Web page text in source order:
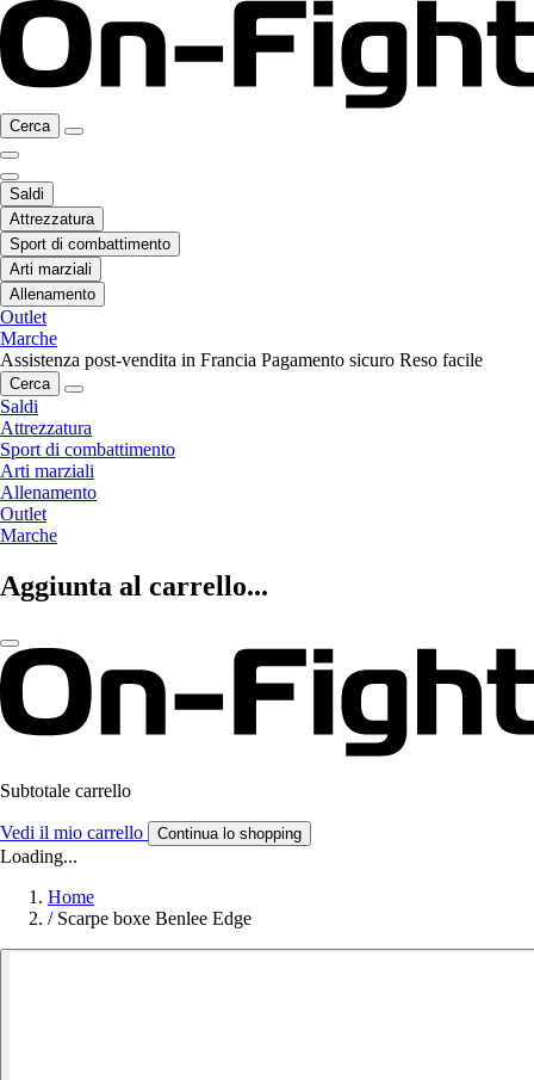
Cerca
Saldi
Attrezzatura
Sport di combattimento
Arti marziali
Allenamento
Outlet
Marche
Assistenza post-vendita in Francia Pagamento sicuro Reso facile
Cerca
Saldi
Attrezzatura
Sport di combattimento
Arti marziali
Allenamento
Outlet
Marche
Aggiunta al carrello...
Subtotale carrello
Vedi il mio carrello Continua lo shopping
Loading...
Home
/ Scarpe boxe Benlee Edge